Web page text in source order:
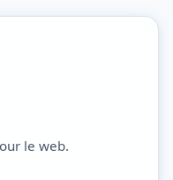
le web.